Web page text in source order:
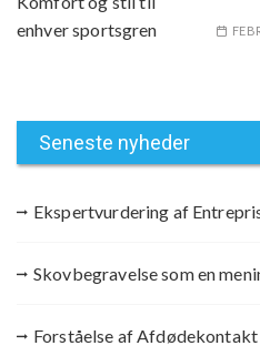
Seneste nyheder
Ekspertvurdering af
Skovbegravelse som en
Forståelse af